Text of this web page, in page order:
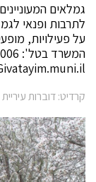
גמלאים
לתרבות ופנאי
על פעילויות,
המשרד בטל': 03-67220006, 03-6723152 או במייל:
קרדיט: דוברות